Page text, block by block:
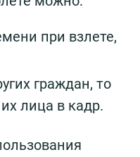
при взлете,
граждан, то
лица в кадр.